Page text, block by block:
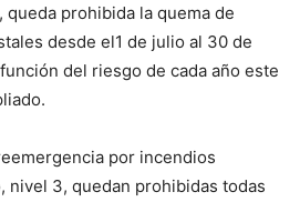
prohibida la quema de
desde el1 de julio al 30 de
del riesgo de cada año este
por incendios
nivel 3, quedan prohibidas todas